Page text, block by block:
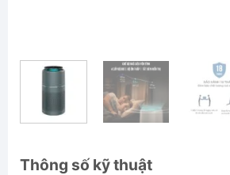
Thông số kỹ thuật